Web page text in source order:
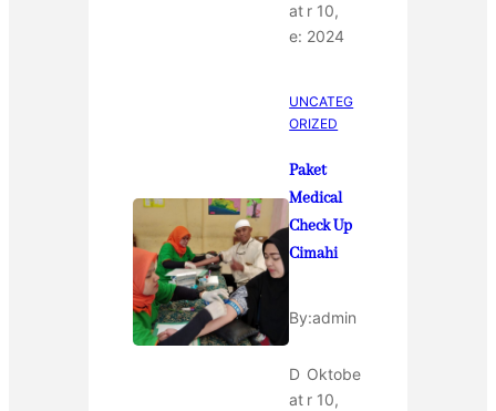
at
e:
r 10,
2024
UNCATEG
ORIZED
Paket
Medical
Check Up
Cimahi
By:admin
D
at
Oktobe
r 10,